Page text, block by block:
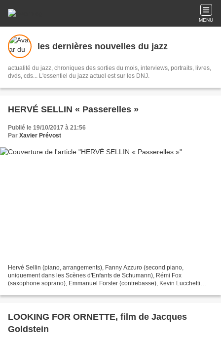
MENU
les dernières nouvelles du jazz
actualité du jazz, chroniques des sorties du mois, interviews, portraits, livres,
dvds, cds... L'essentiel du jazz actuel est sur les DNJ.
HERVÉ SELLIN « Passerelles »
Publié le 19/10/2017 à 21:56
Par Xavier Prévost
Hervé Sellin (piano, arrangements), Fanny Azzuro (second piano,
uniquement dans les Scènes d'Enfants de Schumann), Rémi Fox
(saxophone soprano), Emmanuel Forster (contrebasse), Kevin Lucchetti
LOOKING FOR ORNETTE, film de Jacques
Goldstein